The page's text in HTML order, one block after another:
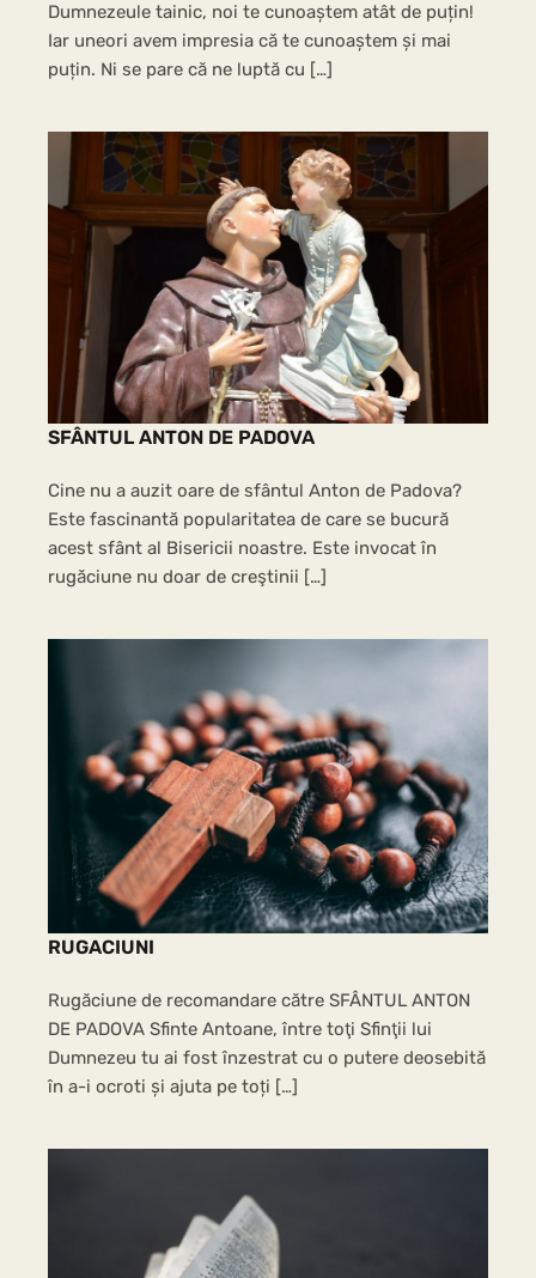
Dumnezeule tainic, noi te cunoaștem atât de puțin!
Iar uneori avem impresia că te cunoaștem și mai
puțin. Ni se pare că ne luptă cu […]
SFÂNTUL ANTON DE PADOVA
Cine nu a auzit oare de sfântul Anton de Padova?
Este fascinantă popularitatea de care se bucură
acest sfânt al Bisericii noastre. Este invocat în
rugăciune nu doar de creştinii […]
RUGACIUNI
Rugăciune de recomandare către SFÂNTUL ANTON
DE PADOVA Sfinte Antoane, între toţi Sfinţii lui
Dumnezeu tu ai fost înzestrat cu o putere deosebită
în a-i ocroti și ajuta pe toți […]